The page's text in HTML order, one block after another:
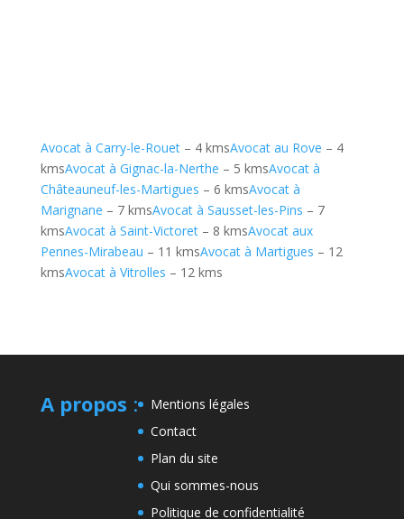
Avocat à Carry-le-Rouet– 4 kmsAvocat au Rove – 4
kmsAvocat à Gignac-la-Nerthe – 5 kmsAvocat à
Châteauneuf-les-Martigues – 6 kmsAvocat à
Marignane – 7 kmsAvocat à Sausset-les-Pins – 7
kmsAvocat à Saint-Victoret– 8 kmsAvocat aux
Pennes-Mirabeau – 11 kmsAvocat à Martigues – 12
kmsAvocat à Vitrolles – 12 kms
A propos :
Mentions légales
Contact
Plan du site
Qui sommes-nous
Politique de confidentialité